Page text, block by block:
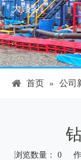
大顾客。
首页 » 公司
浏览数量： 0作